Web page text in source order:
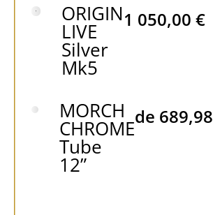
ORIGIN
LIVE
Silver
Mk5
1 050,00€
MORCH
CHROME
Tube
12”
de 689,98